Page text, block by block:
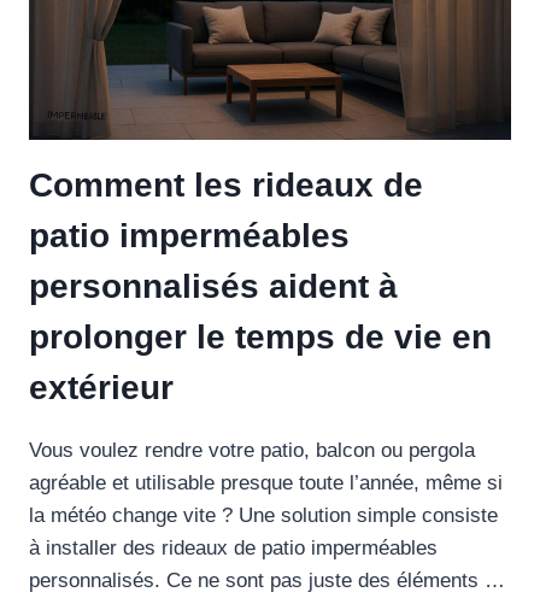
Comment les rideaux de
patio imperméables
personnalisés aident à
prolonger le temps de vie en
extérieur
Vous voulez rendre votre patio, balcon ou pergola
agréable et utilisable presque toute l’année, même si
la météo change vite ? Une solution simple consiste
à installer des rideaux de patio imperméables
personnalisés. Ce ne sont pas juste des éléments …